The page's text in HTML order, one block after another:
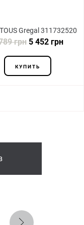
Gregal 311732520
грн5 452 грн
КУПИТЬ